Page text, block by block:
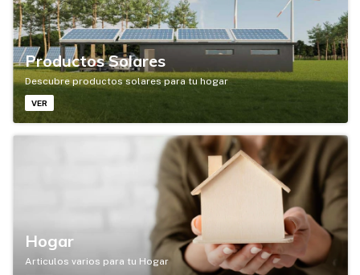
Productos Solares
Descubre productos solares para tu hogar
VER
Hogar
Articulos varios para tu Hogar